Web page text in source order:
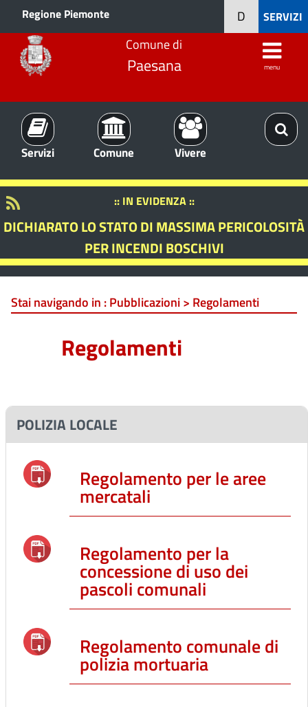
Regione Piemonte SERVIZI
D
Comune di
Paesana menu
Servizi Comune Vivere
:: IN EVIDENZA ::
DICHIARATO LO STATO DI MASSIMA PERICOLOSITÀ
PER INCENDI BOSCHIVI
Stai navigando in :Pubblicazioni > Regolamenti
Regolamenti
POLIZIA LOCALE
Regolamento per le aree
mercatali
Regolamento per la
concessione di uso dei
pascoli comunali
Regolamento comunale di
polizia mortuaria